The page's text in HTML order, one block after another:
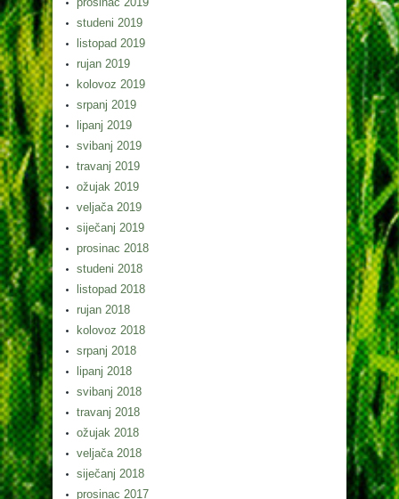
studeni 2019
listopad 2019
rujan 2019
kolovoz 2019
srpanj 2019
lipanj 2019
svibanj 2019
travanj 2019
ožujak 2019
veljača 2019
siječanj 2019
prosinac 2018
studeni 2018
listopad 2018
rujan 2018
kolovoz 2018
srpanj 2018
lipanj 2018
svibanj 2018
travanj 2018
ožujak 2018
veljača 2018
siječanj 2018
prosinac 2017